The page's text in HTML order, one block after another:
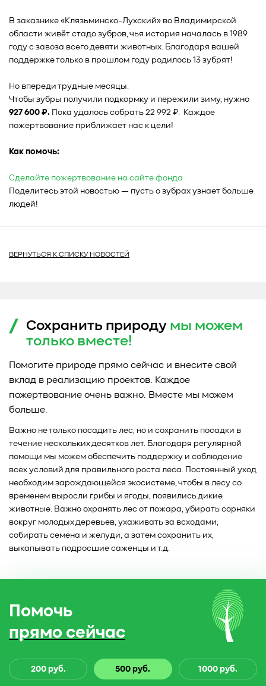
В заказнике «Клязьминско-Лухский» во Владимирской
области живёт стадо зубров, чья история началась в 1989
году с завоза всего девяти животных. Благодаря вашей
поддержке только в прошлом году родилось 13 зубрят!
Но впереди трудные месяцы.
Чтобы зубры получили подкормку и пережили зиму, нужно
927 600 ₽. Пока удалось собрать 22 992 ₽. Каждое
пожертвование приближает нас к цели!
Как помочь:
Сделайте пожертвование на сайте фонда
Поделитесь этой новостью — пусть о зубрах узнает больше
людей!
ВЕРНУТЬСЯ К СПИСКУ НОВОСТЕЙ
Сохранить природу мы можем
только вместе!
Помогите природе прямо сейчас и внесите свой
вклад в реализацию проектов. Каждое
пожертвование очень важно. Вместе мы можем
больше.
Важно не только посадить лес, но и сохранить посадки в
течение нескольких десятков лет. Благодаря регулярной
помощи мы можем обеспечить поддержку и соблюдение
всех условий для правильного роста леса. Постоянный уход
необходим зарождающейся экосистеме, чтобы в лесу со
временем выросли грибы и ягоды, появились дикие
животные. Важно охранять лес от пожара, убирать сорняки
вокруг молодых деревьев, ухаживать за всходами,
собирать семена и желуди, а затем сохранить их,
выкапывать подросшие саженцы и т.д.
Помочь
прямо сейчас
200 руб. 500 руб. 1000 руб.